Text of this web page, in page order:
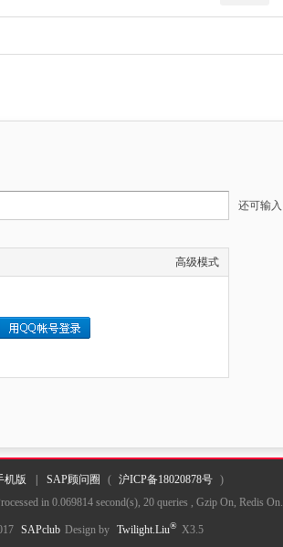
还可输入
高级模式
机版 SAP顾问圈 ( 沪ICP备18020878号
)
in 0.069814 second(s), 20 queries , Gzip On, Redis On.
SAPclub Design by Twilight.Liu® X3.5